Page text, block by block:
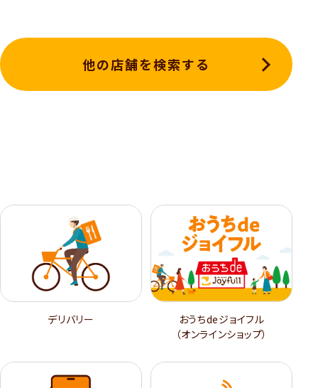
他の店舗を検索する
デリバリー
おうちdeジョイフル
（オンラインショップ）